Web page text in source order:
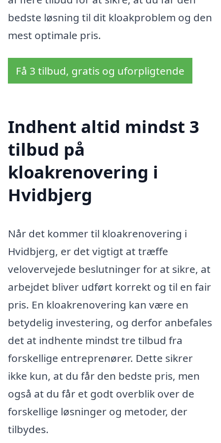
bedste løsning til dit kloakproblem og den
mest optimale pris.
Få 3 tilbud, gratis og uforpligtende
Indhent altid mindst 3
tilbud på
kloakrenovering i
Hvidbjerg
Når det kommer til kloakrenovering i
Hvidbjerg, er det vigtigt at træffe
velovervejede beslutninger for at sikre, at
arbejdet bliver udført korrekt og til en fair
pris. En kloakrenovering kan være en
betydelig investering, og derfor anbefales
det at indhente mindst tre tilbud fra
forskellige entreprenører. Dette sikrer
ikke kun, at du får den bedste pris, men
også at du får et godt overblik over de
forskellige løsninger og metoder, der
tilbydes.